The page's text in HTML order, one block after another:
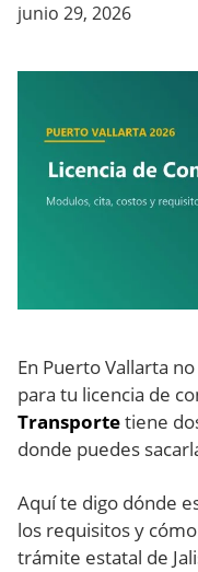
junio 29, 2026
En Puerto Vallarta
para tu licencia de
Transportetiene
donde puedes
Aquí te digo dónde
los requisitos y
trámite estatal de